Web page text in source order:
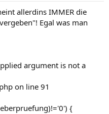
allerdins IMMER die
Egal was man
argument is not a
on line 91
{